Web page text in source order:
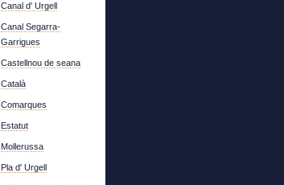
Canal d' Urgell
Canal Segarra-
Garrigues
Castellnou de seana
Català
Comarques
Estatut
Mollerussa
Pla d' Urgell